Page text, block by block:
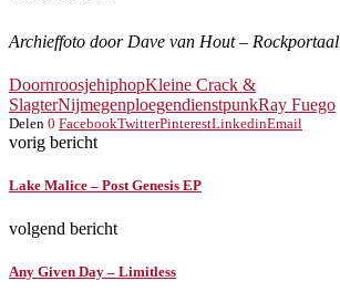
Archieffoto door Dave van Hout –
DoornroosjehiphopKleine Crack &
SlagterNijmegenploegendienstpunkRay Fuego
Delen 0 FacebookTwitterPinterestLinkedinEmail
vorig bericht
Lake Malice – Post Genesis EP
volgend bericht
Any Given Day – Limitless